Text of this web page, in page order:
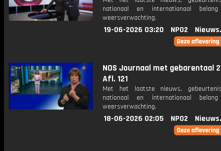
nationaal en internationaal
weersverwachting.
19-06-2026 03:20 NPO2
NOS Journaal met gebarentaal
Afl. 121
Met het laatste nieuws,
nationaal en internationaal
weersverwachting.
18-06-2026 02:05 NPO2